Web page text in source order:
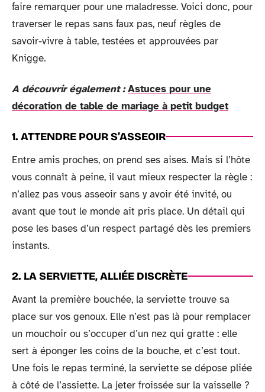
faire remarquer pour une maladresse. Voici donc, pour
traverser le repas sans faux pas, neuf règles de
savoir-vivre à table, testées et approuvées par
Knigge.
A découvrir également : Astuces pour une
décoration de table de mariage à petit budget
1. ATTENDRE POUR S’ASSEOIR
Entre amis proches, on prend ses aises. Mais si l’hôte
vous connaît à peine, il vaut mieux respecter la règle :
n’allez pas vous asseoir sans y avoir été invité, ou
avant que tout le monde ait pris place. Un détail qui
pose les bases d’un respect partagé dès les premiers
instants.
2. LA SERVIETTE, ALLIÉE DISCRÈTE
Avant la première bouchée, la serviette trouve sa
place sur vos genoux. Elle n’est pas là pour remplacer
un mouchoir ou s’occuper d’un nez qui gratte : elle
sert à éponger les coins de la bouche, et c’est tout.
Une fois le repas terminé, la serviette se dépose pliée
à côté de l’assiette. La jeter froissée sur la vaisselle ?